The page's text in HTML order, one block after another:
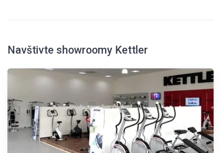
Navštivte showroomy Kettler